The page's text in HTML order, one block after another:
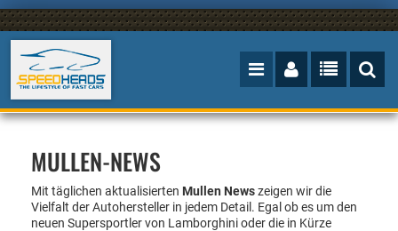
MULLEN-NEWS
Mit täglichen aktualisierten Mullen Newszeigen wir die
Vielfalt der Autohersteller in jedem Detail. Egal ob es um den
neuen Supersportler von Lamborghini oder die in Kürze